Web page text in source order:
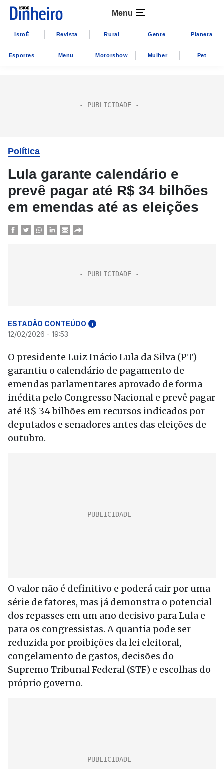
Menu
IstoÉ Revista Rural Gente Planeta
Esportes Menu Motorshow Mulher Pet
Política
Lula garante calendário e
prevê pagar até R$ 34 bilhões
em emendas até as eleições
ESTADÃO CONTEÚDO i
12/02/2026 - 19:53
O presidente Luiz Inácio Lula da Silva (PT)
garantiu o calendário de pagamento de
emendas parlamentares aprovado de forma
inédita pelo Congresso Nacional e prevê pagar
até R$ 34 bilhões em recursos indicados por
deputados e senadores antes das eleições de
outubro.
O valor não é definitivo e poderá cair por uma
série de fatores, mas já demonstra o potencial
dos repasses em um ano decisivo para Lula e
para os congressistas. A quantia pode ser
reduzida por proibições da lei eleitoral,
congelamento de gastos, decisões do
Supremo Tribunal Federal (STF) e escolhas do
próprio governo.